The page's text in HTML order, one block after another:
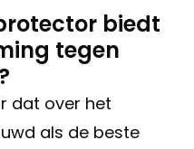
biedt
tegen
dat over het
als de beste